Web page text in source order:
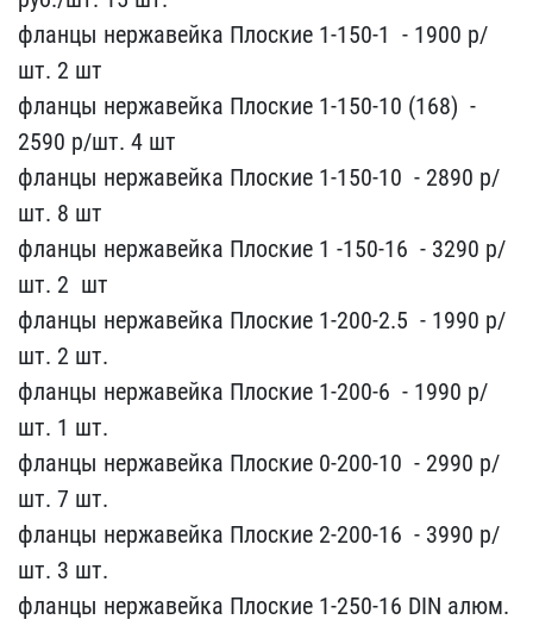
фланцы нержавейка Пло​ские 1-150-1 ​ - 1900 р/
шт. 2​ шт
фланцы нержавейка ​Плоские 1-150-10 (168) ​ -
2590 р/шт. 4 ​шт
фланцы нержавейка Пл​оские 1-150-10 ​ - 2890 р/
шт. 8 ​шт
фланцы нержавейка Пл​оские 1 -150-16 ​ - 3290 р/
шт. 2 ​ шт
фланцы нержавейка ​Плоские 1-200-2.5 ​ - 1990 р/
шт. 2 ​шт.
фланцы нержавейка П​лоские 1-200-6 ​ - 1990 р/
шт. ​1 шт.
фланцы нержавейка ​Плоские 0-200-10 ​ - 2990 р/
шт​. 7 шт.
фланцы нержавейк​а Плоские 2-200-16 ​ - 3990 р/​
шт. 3 шт.
фланцы нержаве​йка Плоские 1-250-16 DIN​ алюм.